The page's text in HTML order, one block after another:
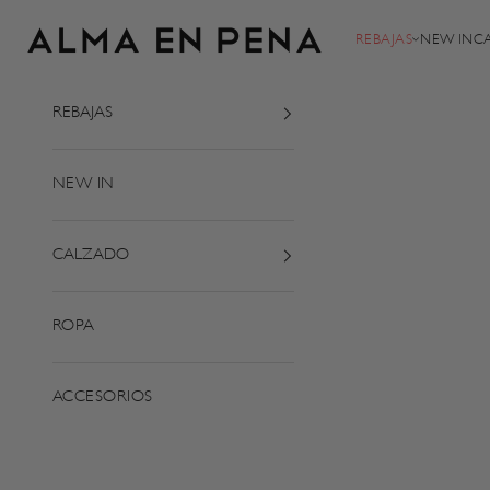
Alma en Pena
REBAJAS NEW IN
REBAJAS
NEW IN
CALZADO
ROPA
ACCESORIOS